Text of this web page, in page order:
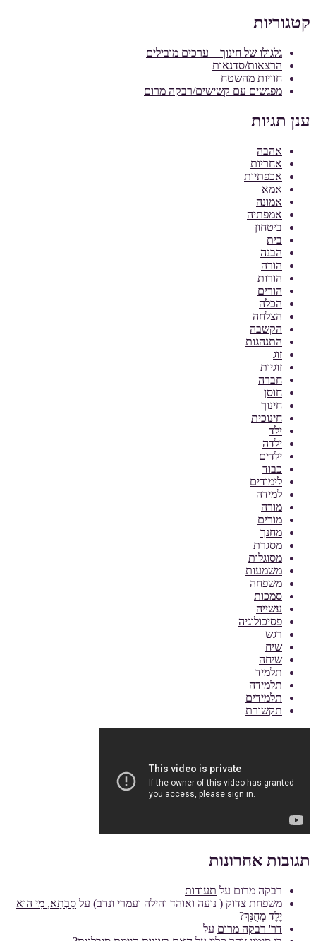
קטגוריות
גלגולו של חינוך – ערכים מובילים
הרצאות/סדנאות
חוויות מהשטח
מפגשים עם קשישים/רבקה מרום
ענן תגיות
אהבה
אחריות
אכפתיות
אמא
אמונה
אמפתיה
ביטחון
בית
הבנה
הורה
הורות
הורים
הכלה
הצלחה
הקשבה
התנהגות
זוג
זוגיות
חברה
חוסן
חינוך
חינוכית
ילד
ילדה
ילדים
כבוד
לימודים
למידה
מורה
מורים
מחנך
מסגרת
מסוגלות
משמעות
משפחה
סמכות
עשייה
פסיכולוגיה
רגש
שיח
שיחה
תלמיד
תלמידה
תלמידים
תקשורת
תגובות אחרונות
רבקה מרום על תעודות
משפחת צדוק ( נועה ואוהד והילה ועמרי ונדב) על סָבְתָא, מִי הוּא
יֶלֶד מְחֻנָּךְ?
דר' רבקה מרום על